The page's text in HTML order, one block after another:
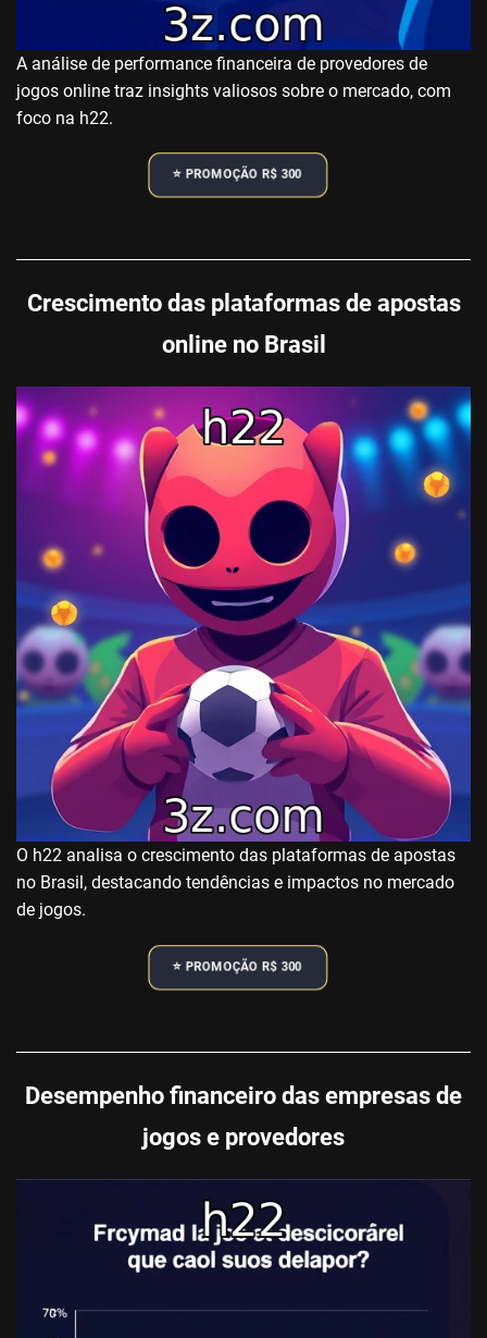
A análise de performance financeira de provedores de
jogos online traz insights valiosos sobre o mercado, com
foco na h22.
⭐️ PROMOÇÃO R$ 300
Crescimento das plataformas de apostas
online no Brasil
O h22 analisa o crescimento das plataformas de apostas
no Brasil, destacando tendências e impactos no mercado
de jogos.
⭐️ PROMOÇÃO R$ 300
Desempenho financeiro das empresas de
jogos e provedores